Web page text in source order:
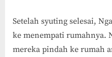
Setelah syuting selesai,
ke menempati rumahnya.
mereka pindah ke rumah